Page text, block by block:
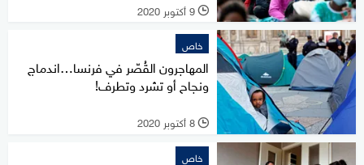
l 9 أكتوبر 2020
خاص
المهاجرون القُصّر في فرنسا…اندماج
ونجاح أو تشرد وتطرف!
l 8 أكتوبر 2020
خاص